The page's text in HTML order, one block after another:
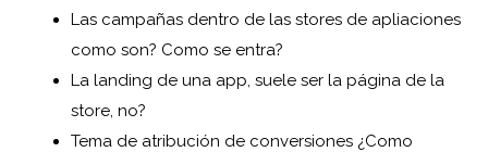
Las campañas dentro de las stores de apliaciones
como son? Como se entra?
La landing de una app, suele ser la página de la
store, no?
Tema de atribución de conversiones ¿Como